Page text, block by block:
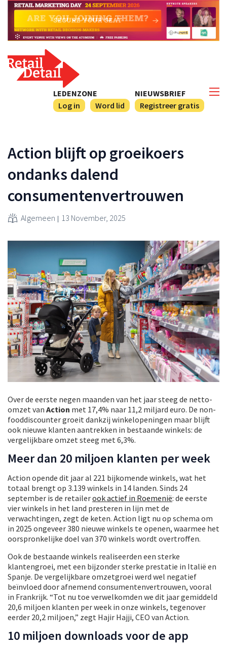
NIEUWSBRIEF
Registreer gratis
LEDENZONE
Log in
Word lid
Action blijft op groeikoers
ondanks dalend
consumentenvertrouwen
Algemeen 13 November, 2025
Over de eerste negen maanden van het jaar steeg de netto-
omzet van Action met 17,4% naar 11,2 miljard euro. De non-
fooddiscounter groeit dankzij winkelopeningen maar blijft
ook nieuwe klanten aantrekken in bestaande winkels: de
vergelijkbare omzet steeg met 6,3%.
Meer dan 20 miljoen klanten per week
Action opende dit jaar al 221 bijkomende winkels, wat het
totaal brengt op 3.139 winkels in 14 landen. Sinds 24
september is de retailerook actief in Roemenië: de eerste
vier winkels in het land presteren in lijn met de
verwachtingen, zegt de keten. Action ligt nu op schema om
in 2025 ongeveer 380 nieuwe winkels te openen, waarmee het
oorspronkelijke doel van 370 winkels wordt overtroffen.
Ook de bestaande winkels realiseerden een sterke
klantengroei, met een bijzonder sterke prestatie in Italië en
Spanje. De vergelijkbare omzetgroei werd wel negatief
beïnvloed door afnemend consumentenvertrouwen, vooral
in Frankrijk. “Tot nu toe verwelkomden we dit jaar gemiddeld
20,6 miljoen klanten per week in onze winkels, tegenover
eerder 20,2 miljoen,” zegt Hajir Hajji, CEO van Action.
10 miljoen downloads voor de app